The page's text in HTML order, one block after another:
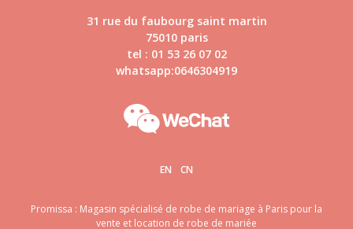
31 rue du faubourg saint martin
75010 paris
tel : 01 53 26 07 02
whatsapp:0646304919
EN CN
Promissa : Magasin spécialisé de robe de mariage à Paris pour la
vente et location de robe de mariée